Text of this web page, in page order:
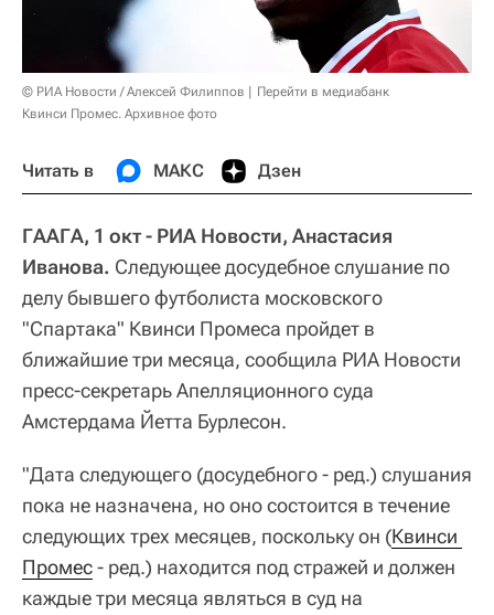
© РИА Новости / Алексей Филиппов
Перейти в медиабанк
Квинси Промес. Архивное фото
Читать в МАКС Дзен
ГААГА, 1 окт - РИА Новости, Анастасия
Иванова. Следующее досудебное слушание по
делу бывшего футболиста московского
"Спартака" Квинси Промеса пройдет в
ближайшие три месяца, сообщила РИА Новости
пресс-секретарь Апелляционного суда
Амстердама Йетта Бурлесон.
"Дата следующего (досудебного - ред.) слушания
пока не назначена, но оно состоится в течение
следующих трех месяцев, поскольку он (Квинси
Промес- ред.) находится под стражей и должен
каждые три месяца являться в суд на